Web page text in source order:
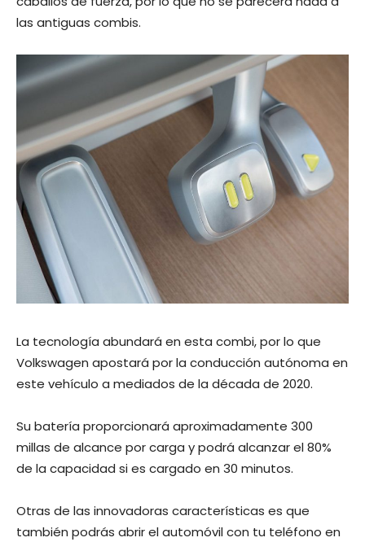
las antiguas combis.
La tecnología abundará en esta combi, por lo que
Volkswagen apostará por la conducción autónoma en
este vehículo a mediados de la década de 2020.
Su batería proporcionará aproximadamente 300
millas de alcance por carga y podrá alcanzar el 80%
de la capacidad si es cargado en 30 minutos.
Otras de las innovadoras características es que
también podrás abrir el automóvil con tu teléfono en